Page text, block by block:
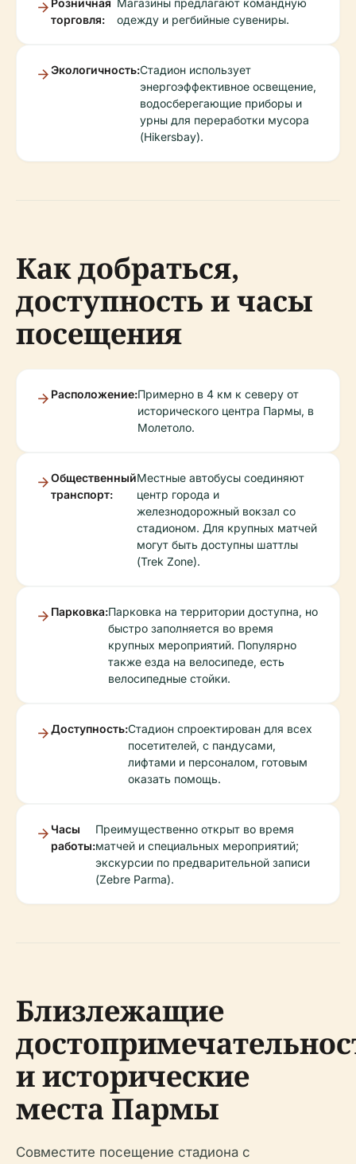
торговля:
одежду и регбийные сувениры.
Экологичность:Стадион использует
энергоэффективное освещение,
водосберегающие приборы и
урны для переработки мусора
(Hikersbay).
Как добраться,
доступность и часы
посещения
Расположение:Примерно в 4 км к северу от
исторического центра Пармы, в
Молетоло.
Общественный
транспорт:
Местные автобусы соединяют
центр города и
железнодорожный вокзал со
стадионом. Для крупных матчей
могут быть доступны шаттлы
(Trek Zone).
Парковка:Парковка на территории доступна, но
быстро заполняется во время
крупных мероприятий. Популярно
также езда на велосипеде, есть
велосипедные стойки.
Доступность:Стадион спроектирован для всех
посетителей, с пандусами,
лифтами и персоналом, готовым
оказать помощь.
Часы
работы:
Преимущественно открыт во время
матчей и специальных мероприятий;
экскурсии по предварительной записи
(Zebre Parma).
Близлежащие
и исторические
места Пармы
Совместите посещение стадиона с